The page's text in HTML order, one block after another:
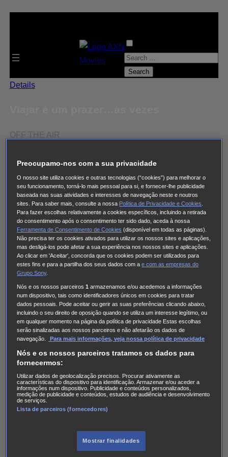
S
f
r
:
Details
OFF THE AIR
AXN España
AXN Portugal/Angola
AXN Moçambique
AXN Now
AXN White
AXN Movies
prazer…às vezes on this channel.
Toda a programação
Este mês, o AXN Movies preparou um especial que te vai
fazer viajar sem saires do sofá. A partir de 2 de janeiro, de
segunda a sexta-feira, as noites vão fazer-te querer
marcar já a tua próxima viagem!
Zombieland: Tiro Duplo (2 de janeiro)
Máximo Risco (3 de janeiro)
O Detonador (5 de janeiro)
Preocupamo-nos com a sua privacidade
O nosso site utiliza cookies e outras tecnologias (“cookies”) para melhorar o
seu funcionamento, torná-lo mais pessoal para si, e fornecer-lhe publicidade
baseada nas suas atividades e interesses de navegação neste e noutros
sites. Para saber mais, consulte a nossa Política de Privacidade e Cookies
Para fazer escolhas relativamente a cookies específicos, incluindo a retirada
do consentimento após o consentimento ter sido dado, aceda à nossa
Ferramenta de Consentimento de Cookies (disponível em todas as páginas).
Não precisa ter os cookies ativados para utilizar os nossos sites e aplicações,
mas desligá-los pode afetar a sua experiência nos nossos sites e aplicações.
Ao clicar em 'Aceitar', concorda que os cookies podem ser utilizados para
estes fins e para a partilha dos seus dados com ae comas empresas do
Grupo Sony.
Nós e os nossos parceiros1 armazenamos e/ou acedemos a informações
num dispositivo, tais como identificadores únicos em cookies para tratar
dados pessoais. Pode aceitar ou gerir as suas preferências clicando abaixo,
incluindo o seu direito de oposição quando se utiliza um interesse legítimo, ou
em qualquer momento na página da política de privacidade Estas escolhas
serão sinalizadas aos nossos parceiros e não afetarão os dados de
navegação.
Para mais informações, veja nossa política de privacidade
Nós e os nossos parceiros tratamos os dados para
fornecermos:
Utilizar dados de geolocalização precisos. Procurar ativamente as
características do dispositivo para identificação. Armazenar e/ou aceder a
informações num dispositivo. Publicidade e conteúdos personalizados,
medição de publicidade e conteúdos, estudos de audiência e desenvolvimento
de serviços.
Lista de parceiros (fornecedores)
Mostrar finalidades